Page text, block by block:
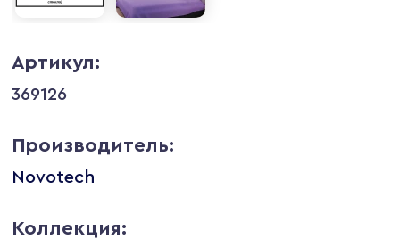
Артикул:
369126
Производитель:
Novotech
Коллекция: